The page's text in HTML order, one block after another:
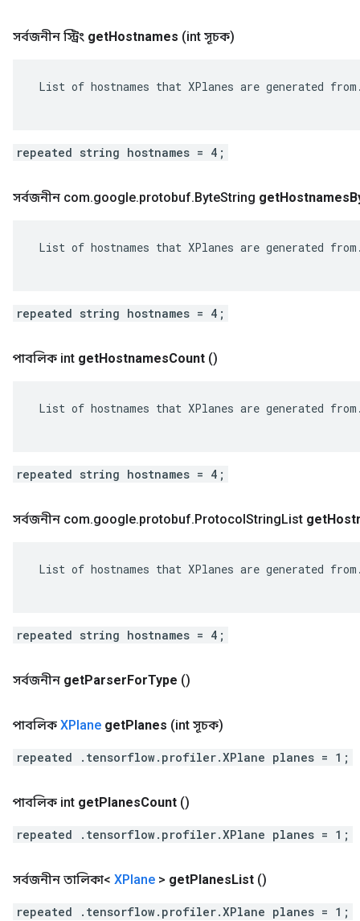
সর্বজনীন স্ট্রিং getHostnames (int সূচক)
List of hostnames that XPlanes are generated
repeated string hostnames = 4;
সর্বজনীন com.google.protobuf.ByteString getHostnames
List of hostnames that XPlanes are generated
repeated string hostnames = 4;
পাবলিক int getHostnamesCount ()
List of hostnames that XPlanes are generated
repeated string hostnames = 4;
সর্বজনীন com.google.protobuf.ProtocolStringList get
List of hostnames that XPlanes are generated
repeated string hostnames = 4;
সর্বজনীন getParserForType ()
পাবলিক XPlane getPlanes (int সূচক)
repeated .tensorflow.profiler.XPlane planes = 1;
পাবলিক int getPlanesCount ()
repeated .tensorflow.profiler.XPlane planes = 1;
সর্বজনীন তালিকা< XPlane > getPlanesList ()
repeated .tensorflow.profiler.XPlane planes = 1;